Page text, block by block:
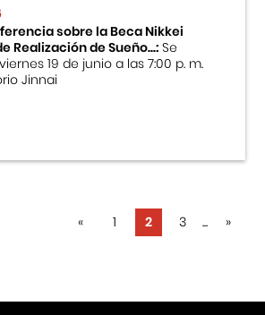
sobre la Beca Nikkei
Realización de Sueño...:Se
19 de junio a las 7:00 p. m.
Jinnai
« 1 2 3 ... »